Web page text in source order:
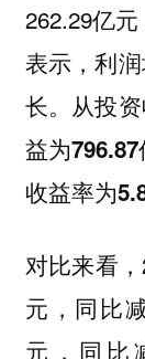
262.29亿
表示，利
长。从投
益为
收益率为
对比来看
元，同比
元，同比